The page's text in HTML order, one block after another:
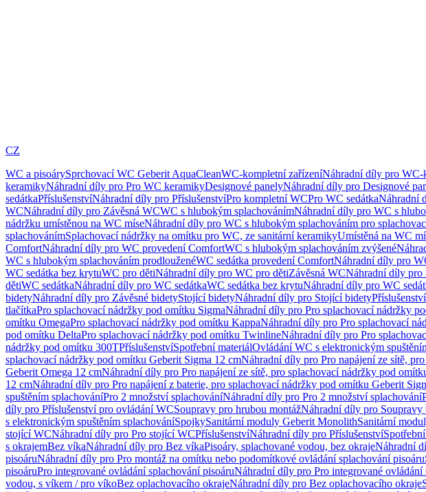
CZ
WC a pisoárySprchovací WC Geberit AquaCleanWC-kompletní zařízeníNáhradní díly pro WC-
keramikyNáhradní díly pro Pro WC keramikyDesignové panelyNáhradní díly pro Designové
sedátkaPříslušenstvíNáhradní díly pro PříslušenstvíPro kompletní WCPro WC sedátkaNáhradní
WCNáhradní díly pro Závěsná WCWC s hlubokým splachovánímNáhradní díly pro WC s
nádržku umístěnou na WC míseNáhradní díly pro WC s hlubokým splachováním pro
splachovánímSplachovací nádržky na omítku pro WC, ze sanitární keramikyUmístěná na WC
ComfortNáhradní díly pro WC provedení ComfortWC s hlubokým splachováním zvýšené
WC s hlubokým splachováním prodlouženéWC sedátka provedení ComfortNáhradní díly pro
WC sedátka bez krytuWC pro dětiNáhradní díly pro WC pro dětiZávěsná WCNáhradní díly pro
dětiWC sedátkaNáhradní díly pro WC sedátkaWC sedátka bez krytuNáhradní díly pro WC
bidetyNáhradní díly pro Závěsné bidetyStojící bidetyNáhradní díly pro Stojící bidetyPříslušenství
tlačítkaPro splachovací nádržky pod omítku SigmaNáhradní díly pro Pro splachovací nádržky
omítku OmegaPro splachovací nádržky pod omítku KappaNáhradní díly pro Pro splachovací
pod omítku DeltaPro splachovací nádržky pod omítku TwinlineNáhradní díly pro Pro
nádržky pod omítku 300TPříslušenstvíSpotřební materiálOvládání WC s elektronickým
splachovací nádržky pod omítku Geberit Sigma 12 cmNáhradní díly pro Pro napájení ze sítě,
Geberit Omega 12 cmNáhradní díly pro Pro napájení ze sítě, pro splachovací nádržky pod
12 cmNáhradní díly pro Pro napájení z baterie, pro splachovací nádržky pod omítku Geberit
spuštěním splachováníPro 2 množství splachováníNáhradní díly pro Pro 2 množství splachování
díly pro Příslušenství pro ovládání WCSoupravy pro hrubou montážNáhradní díly pro Soupravy
s elektronickým spuštěním splachováníSpojkySanitární moduly Geberit MonolithSanitární
stojící WCNáhradní díly pro Pro stojící WCPříslušenstvíNáhradní díly pro Příslušenství
s okrajemBez víkaNáhradní díly pro Bez víkaPisoáry, splachované vodou, bez okrajeNáhradní
pisoáruNáhradní díly pro Pro montáž na omítku nebo podomítkové ovládání splachování pisoáru
pisoáruPro integrované ovládání splachování pisoáruNáhradní díly pro Pro integrované ovládání
vodou, s víkem / pro víkoBez oplachovacího okrajeNáhradní díly pro Bez oplachovacího okraje